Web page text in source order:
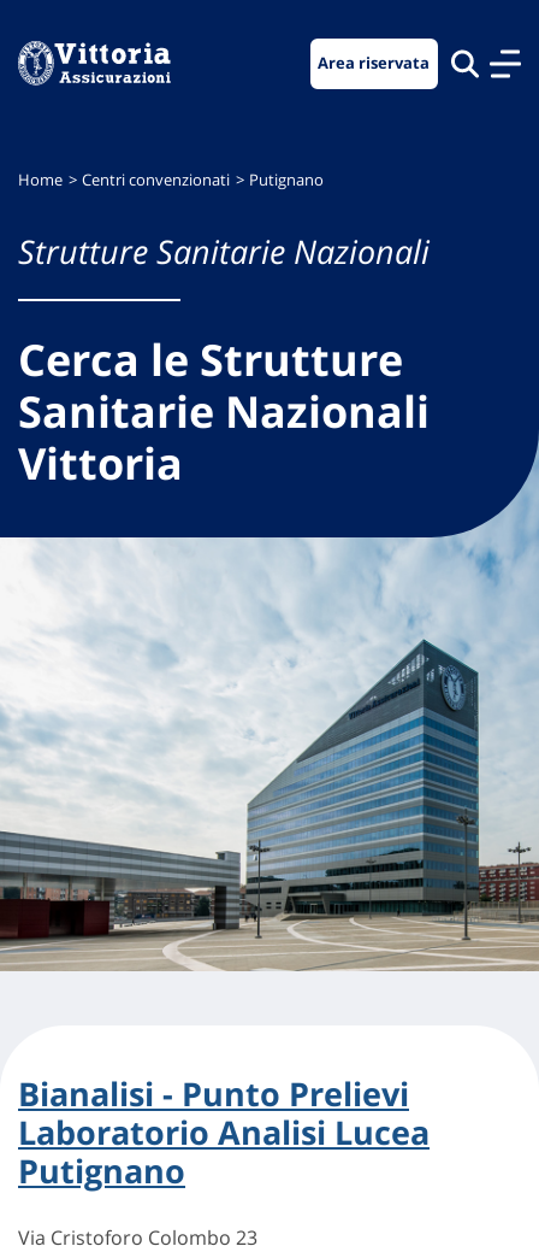
menu
contenuto
footer
Area riservata
Home Centri convenzionati Putignano
Strutture Sanitarie Nazionali
Cerca le Strutture
Sanitarie Nazionali
Vittoria
Bianalisi - Punto Prelievi
Laboratorio Analisi Lucea
Putignano
Via Cristoforo Colombo 23